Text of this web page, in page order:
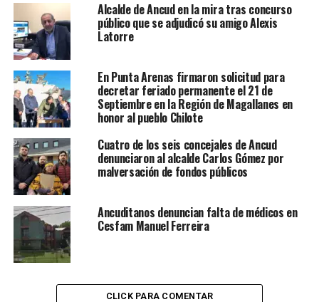
Alcalde de Ancud en la mira tras concurso
público que se adjudicó su amigo Alexis
Latorre
En Punta Arenas firmaron solicitud para
decretar feriado permanente el 21 de
Septiembre en la Región de Magallanes en
honor al pueblo Chilote
Cuatro de los seis concejales de Ancud
denunciaron al alcalde Carlos Gómez por
malversación de fondos públicos
Ancuditanos denuncian falta de médicos en
Cesfam Manuel Ferreira
CLICK PARA COMENTAR